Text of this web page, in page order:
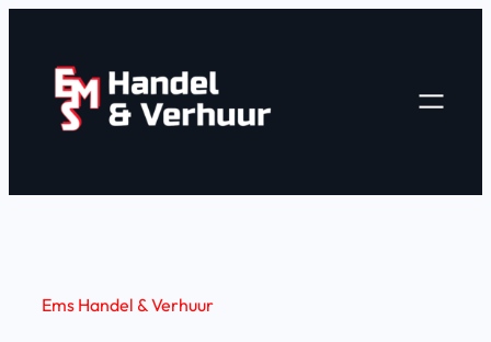
Ems Handel & Verhuur